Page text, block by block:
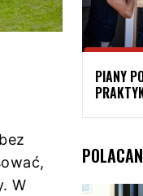
W
PIANY